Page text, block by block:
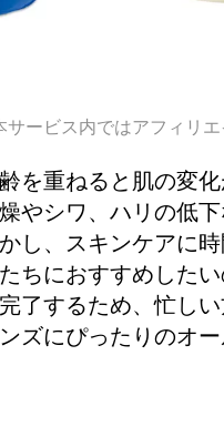
サービス内ではアフィリ
を重ねると肌の変
やシワ、ハリの低
し、スキンケアに
ちにおすすめした
了するため、忙し
ズにぴったりのオ